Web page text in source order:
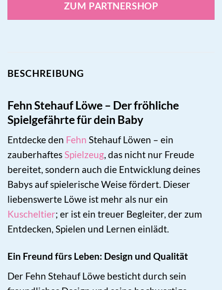
ZUM PARTNERSHOP
BESCHREIBUNG
Fehn Stehauf Löwe – Der fröhliche
Spielgefährte für dein Baby
Entdecke den Fehn Stehauf Löwen – ein
zauberhaftesSpielzeug, das nicht nur Freude
bereitet, sondern auch die Entwicklung deines
Babys auf spielerische Weise fördert. Dieser
liebenswerte Löwe ist mehr als nur ein
Kuscheltier; er ist ein treuer Begleiter, der zum
Entdecken, Spielen und Lernen einlädt.
Ein Freund fürs Leben: Design und Qualität
Der Fehn Stehauf Löwe besticht durch sein